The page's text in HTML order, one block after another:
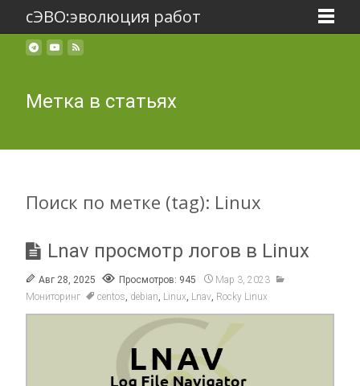
Метка в статьях
Поиск по метке (tag): Linux
Lnav просмотр логов в Linux
Авг 28, 2025 Просмотров: 945
Мар 3, 2023
Мониторинг
centos, debian, Linux, Lnav, Rocky Linux
сЭВО:эволюция работ